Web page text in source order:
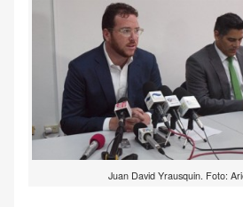
Juan David Yrausquin. Foto: